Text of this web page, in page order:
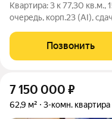
Квартира: 3 к 77,30 кв.м.,
очередь, корп.23 (АI),
Позвонить
7 150 000 ₽
62,9 м² 3-комн. квартира